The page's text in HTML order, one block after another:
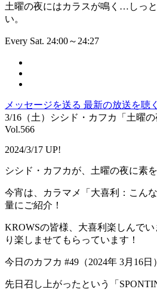
土曜の夜にはカラスが鳴く…しっ
い。
Every Sat. 24:00～24:27
メッセージを送る 最新の放送を聴く
3/16（土）シシド・カフカ「土曜の
Vol.566
2024/3/17 UP!
シシド・カフカが、土曜の夜に素
今宵は、カラマメ「大喜利：こん
量にご紹介！
KROWSの皆様、大喜利楽しんで
り楽しませてもらっています！
今日のカフカ #49（2024年 3月16日）
先日召し上がったという「